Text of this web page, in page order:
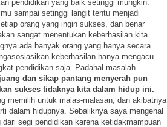
pendidikan yang baik setinggi mungkin.
sampai setinggi langit tentu menjadi
orang yang ingin sukses, dan benar
sangat menentukan keberhasilan kita.
ada banyak orang yang hanya secara
keberhasilan hanya mengacu
pendidikan saja. Padahal masalah
dan sikap pantang menyerah pun
sukses tidaknya kita dalam hidup ini.
memilih untuk malas-malasan, dan akibatnya
dalam hidupnya. Sebaliknya saya mengenal
segi pendidikan karena ketidakmampuan